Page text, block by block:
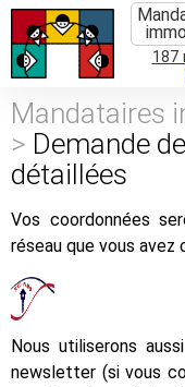
187
Mandataires
> Demande
détaillées
Vos coordonnées
réseau que vous avez
Nous utiliserons
newsletter (si vous